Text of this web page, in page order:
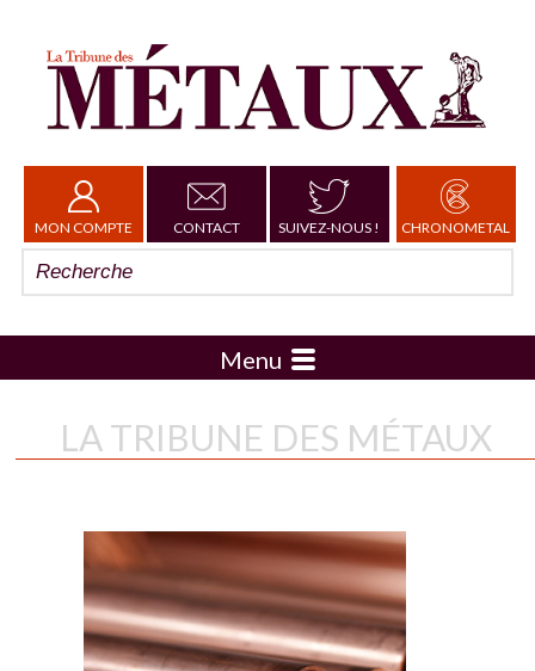
MON COMPTE CONTACT SUIVEZ-NOUS ! CHRONOMETAL
Menu
LA TRIBUNE DES MÉTAUX